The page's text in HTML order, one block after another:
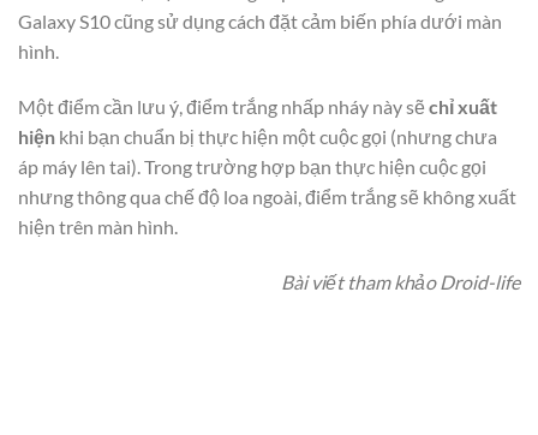
Galaxy S10 cũng sử dụng cách đặt cảm biến phía dưới màn
hình.
Một điểm cần lưu ý, điểm trắng nhấp nháy này sẽ chỉ xuất
hiện khi bạn chuẩn bị thực hiện một cuộc gọi (nhưng chưa
áp máy lên tai). Trong trường hợp bạn thực hiện cuộc gọi
nhưng thông qua chế độ loa ngoài, điểm trắng sẽ không xuất
hiện trên màn hình.
Bài viết tham khảo Droid-life